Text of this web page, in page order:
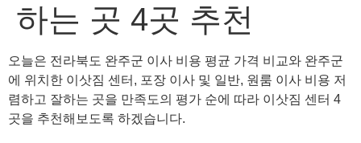
하는 곳 4곳 추천
오늘은 전라북도 완주군 이사 비용 평균 가격 비교와 완주군
에 위치한 이삿짐 센터, 포장 이사 및 일반, 원룸 이사 비용 저
렴하고 잘하는 곳을 만족도의 평가 순에 따라 이삿짐 센터 4
곳을 추천해보도록 하겠습니다.